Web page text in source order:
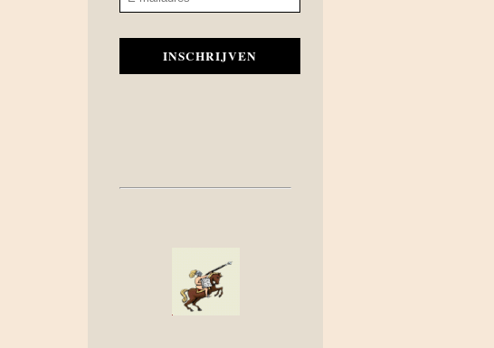
INSCHRIJVEN